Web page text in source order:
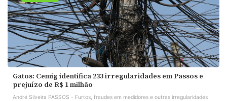
Gatos: Cemig identifica 233 irregularidades em Passos e
prejuízo de R$ 1 milhão
André Silveira PASSOS - Furtos, fraudes em medidores e outras irregularidades